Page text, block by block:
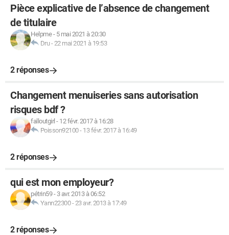
Pièce explicative de l’absence de changement
de titulaire
Helpme- 5 mai 2021 à 20:30
Dru-22 mai 2021 à 19:53
2 réponses
Changement menuiseries sans autorisation
risques bdf ?
falloutgirl - 12 févr. 2017 à 16:28
Poisson92100- 13 févr. 2017 à 16:49
2 réponses
qui est mon employeur?
pétrin59- 3 avr. 2013 à 06:52
Yann22300-23 avr. 2013 à 17:49
2 réponses